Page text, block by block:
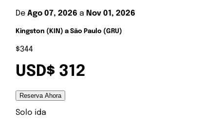
De Ago 07, 2026 a Nov 01, 2026
Kingston (KIN) a São Paulo (GRU)
$344
USD$ 312
Reserva Ahora
Solo ida